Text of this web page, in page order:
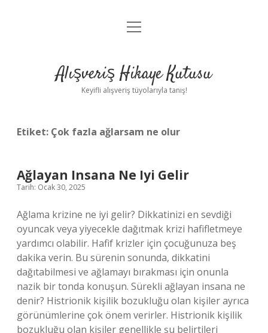
Anasayfa
Yasal Uyarı
menüyü
Alışveriş Hikaye Kutusu
Keyifli alışveriş tüyolarıyla tanış!
Etiket: Çok fazla ağlarsam ne olur
Ağlayan Insana Ne Iyi Gelir
Tarih: Ocak 30, 2025
Ağlama krizine ne iyi gelir? Dikkatinizi en sevdiği
oyuncak veya yiyecekle dağıtmak krizi hafifletmeye
yardımcı olabilir. Hafif krizler için çocuğunuza beş
dakika verin. Bu sürenin sonunda, dikkatini
dağıtabilmesi ve ağlamayı bırakması için onunla
nazik bir tonda konuşun. Sürekli ağlayan insana ne
denir? Histrionik kişilik bozukluğu olan kişiler ayrıca
görünümlerine çok önem verirler. Histrionik kişilik
bozukluğu olan kişiler genellikle şu belirtileri